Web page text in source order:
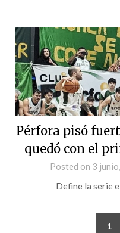
Pérfora pisó
quedó con el
Posted on 3
Define la serie
1